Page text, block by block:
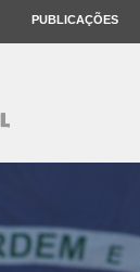
PUBLICAÇÕES